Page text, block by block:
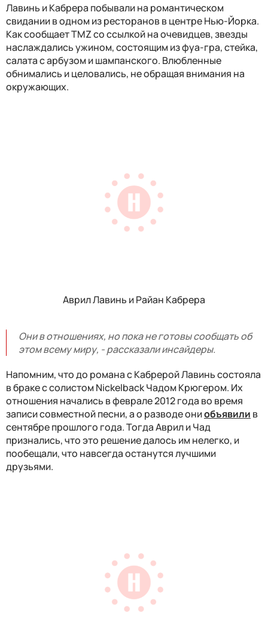
Лавинь и Кабрера побывали на романтическом
свидании в одном из ресторанов в центре Нью-Йорка.
Как сообщает TMZ со ссылкой на очевидцев, звезды
наслаждались ужином, состоящим из фуа-гра, стейка,
салата с арбузом и шампанского. Влюбленные
обнимались и целовались, не обращая внимания на
окружающих.
Аврил Лавинь и Райан Кабрера
Они в отношениях, но пока не готовы сообщать об
этом всему миру, - рассказали инсайдеры.
Напомним, что до романа с Кабрерой Лавинь состояла
в браке с солистом Nickelback Чадом Крюгером. Их
отношения начались в феврале 2012 года во время
записи совместной песни, а о разводе ониобъявили в
сентябре прошлого года. Тогда Аврил и Чад
признались, что это решение далось им нелегко, и
пообещали, что навсегда останутся лучшими
друзьями.